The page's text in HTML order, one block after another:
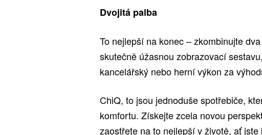
Dvojitá palba
To nejlepší na konec – zkombinujte
skutečně úžasnou zobrazovací
kancelářský nebo herní výkon za
ChiQ, to jsou jednoduše spotřebiče,
komfortu. Získejte zcela novou
zaostřete na to nejlepší v životě, ať jste